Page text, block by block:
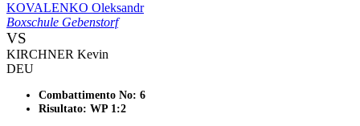
KOVALENKO Oleksandr
Boxschule Gebenstorf
VS
KIRCHNER Kevin
DEU
Combattimento No: 6
Risultato: WP 1:2